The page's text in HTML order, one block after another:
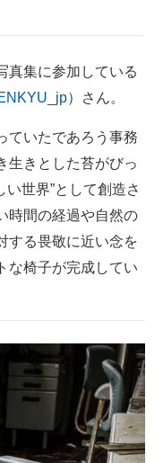
集に参加している
）さん。
ていたであろう事務
生きとした苔がびっ
い世界”として創造さ
時間の経過や自然の
する畏敬に近い念を
椅子が完成してい